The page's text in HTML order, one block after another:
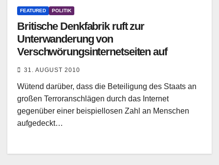
FEATURED POLITIK
Britische Denkfabrik ruft zur
Unterwanderung von
Verschwörungsinternetseiten auf
31. AUGUST 2010
Wütend darüber, dass die Beteiligung des Staats an
großen Terroranschlägen durch das Internet
gegenüber einer beispiellosen Zahl an Menschen
aufgedeckt…